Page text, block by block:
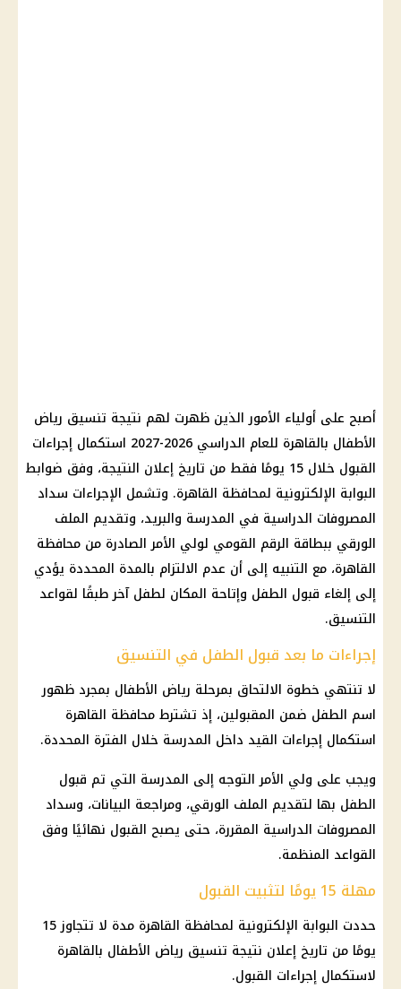
أصبح على أولياء الأمور الذين ظهرت لهم نتيجة تنسيق رياض
الأطفال بالقاهرة للعام الدراسي 2026-2027 استكمال إجراءات
القبول خلال 15 يومًا فقط من تاريخ إعلان النتيجة، وفق ضوابط
البوابة الإلكترونية لمحافظة القاهرة. وتشمل الإجراءات سداد
المصروفات الدراسية في المدرسة والبريد، وتقديم الملف
الورقي ببطاقة الرقم القومي لولي الأمر الصادرة من محافظة
القاهرة، مع التنبيه إلى أن عدم الالتزام بالمدة المحددة يؤدي
إلى إلغاء قبول الطفل وإتاحة المكان لطفل آخر طبقًا لقواعد
التنسيق.
إجراءات ما بعد قبول الطفل في التنسيق
لا تنتهي خطوة الالتحاق بمرحلة رياض الأطفال بمجرد ظهور
اسم الطفل ضمن المقبولين، إذ تشترط محافظة القاهرة
استكمال إجراءات القيد داخل المدرسة خلال الفترة المحددة.
ويجب على ولي الأمر التوجه إلى المدرسة التي تم قبول
الطفل بها لتقديم الملف الورقي، ومراجعة البيانات، وسداد
المصروفات الدراسية المقررة، حتى يصبح القبول نهائيًا وفق
القواعد المنظمة.
مهلة 15 يومًا لتثبيت القبول
حددت البوابة الإلكترونية لمحافظة القاهرة مدة لا تتجاوز 15
يومًا من تاريخ إعلان نتيجة تنسيق رياض الأطفال بالقاهرة
لاستكمال إجراءات القبول.